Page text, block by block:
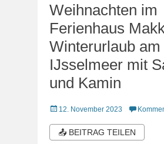
Weihnachten im
Ferienhaus
Winterurlaub am
IJsselmeer mit
und Kamin
Veröffentlicht
12. November 2023
📤 BEITRAG TEILEN